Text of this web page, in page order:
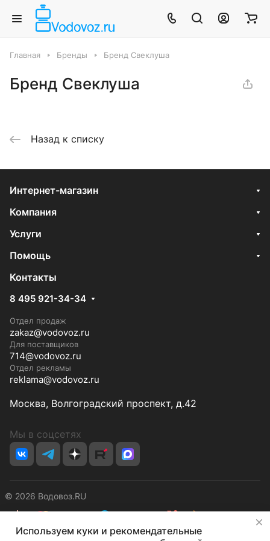
Главная Бренды Бренд Свеклуша
Бренд Свеклуша
Назад к списку
Интернет-магазин
Компания
Услуги
Помощь
Контакты
8 495 921-34-34
Отдел продаж
zakaz@vodovoz.ru
Для поставщиков
714@vodovoz.ru
Отдел рекламы
reklama@vodovoz.ru
Москва, Волгоградский проспект, д.42
Мы в соцсетях
© 2026 Водовоз.RU
КонфиденциальностьОферта
Используем куки и рекомендательные